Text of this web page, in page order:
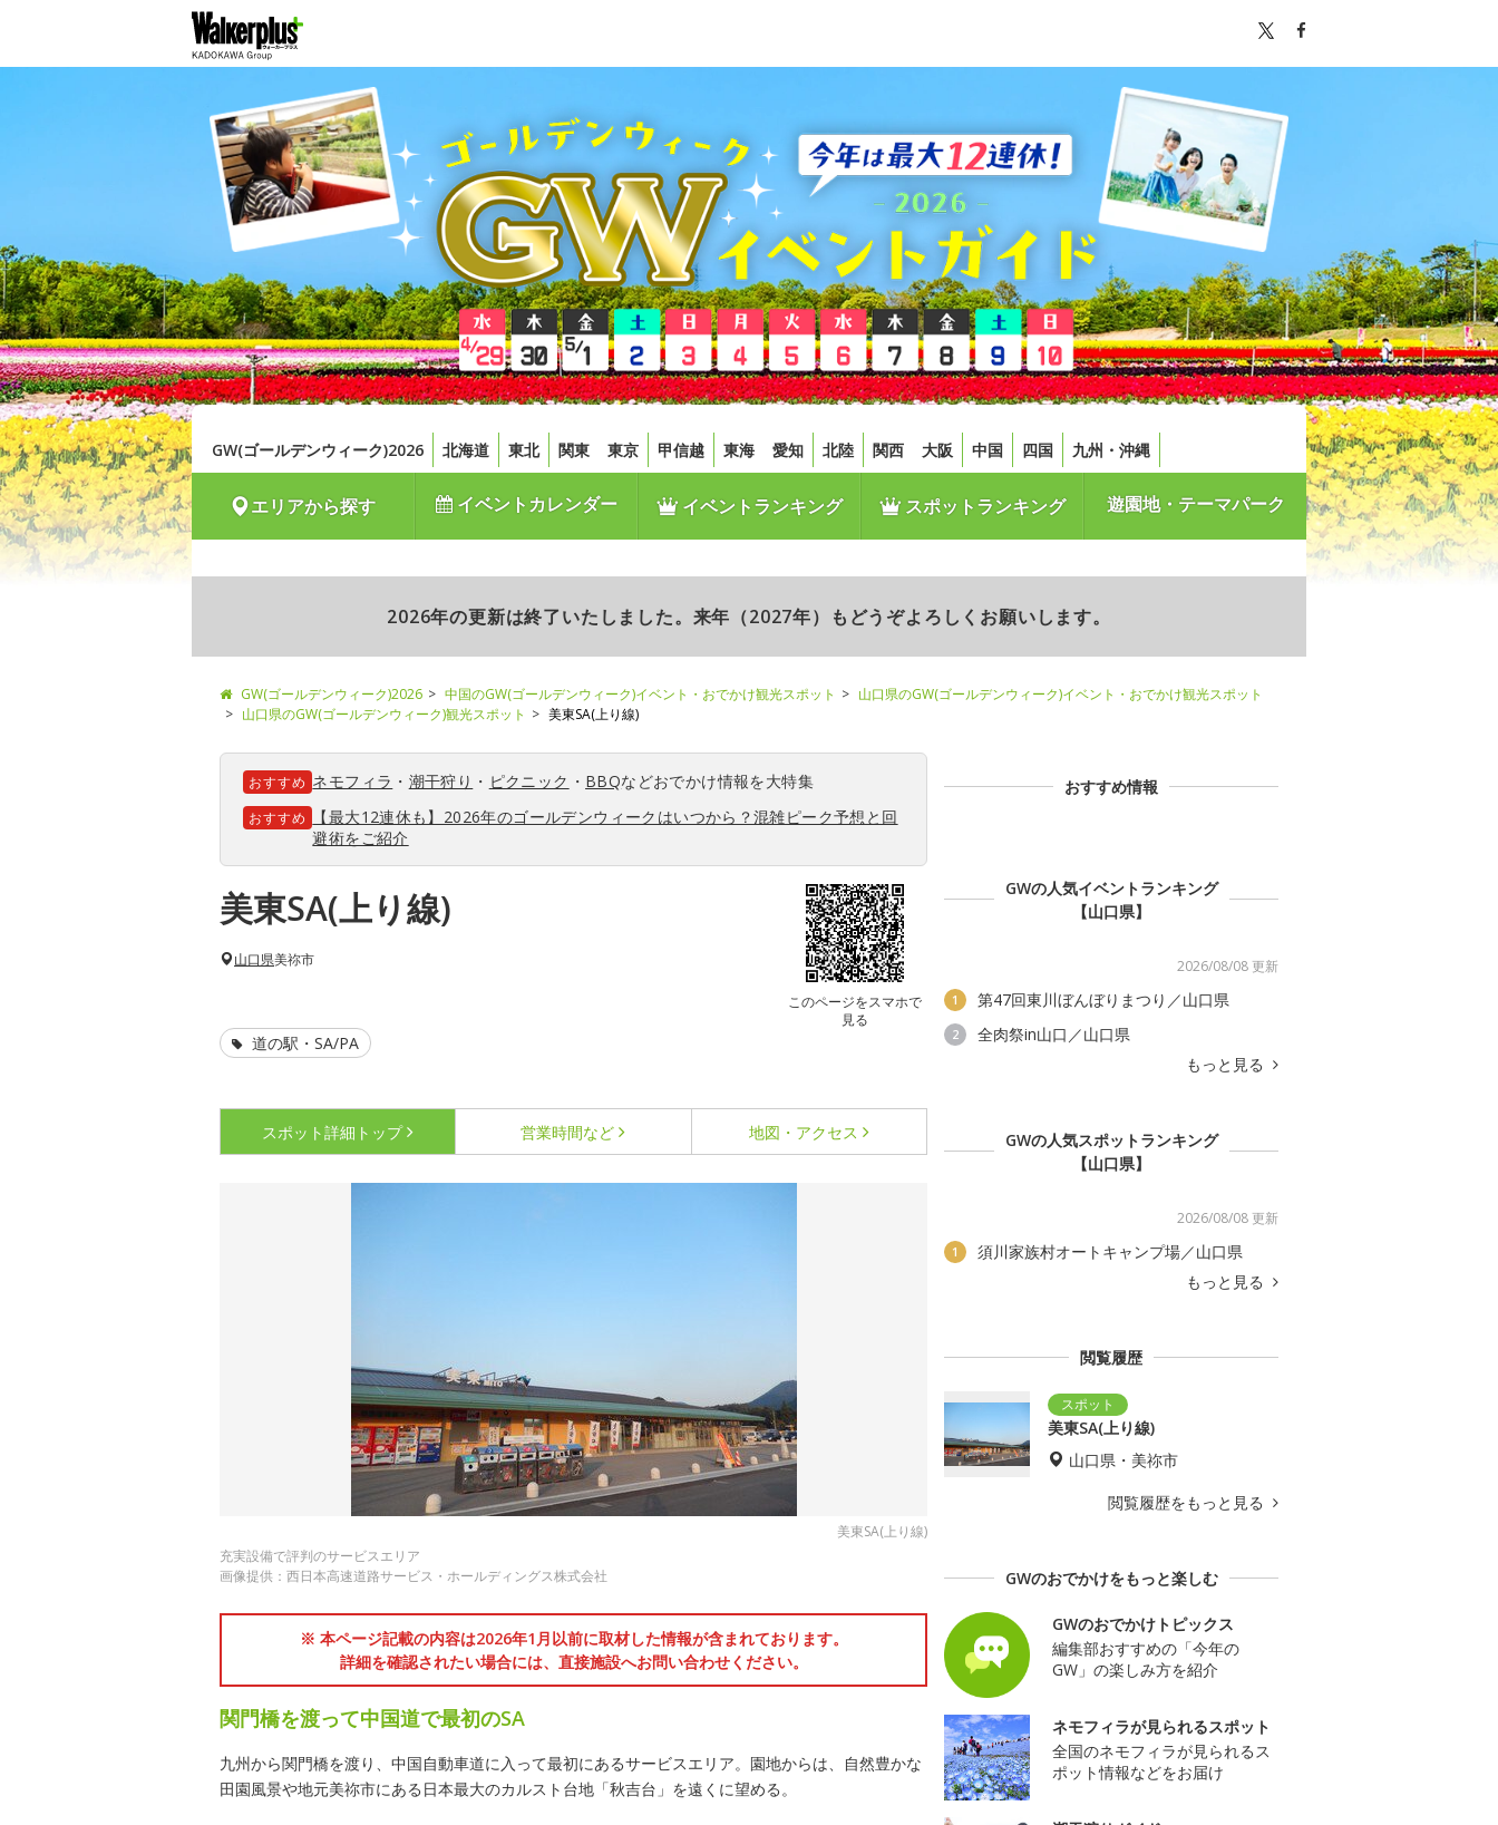
GW(ゴールデンウィーク)2026 北海道 東北 関東 東京 甲信越 東海 愛知 北陸 関西 大阪 中国 四国 九州・沖縄
エリアから探す イベントカレンダー イベントランキング スポットランキング 遊園地・テーマパーク
2026年の更新は終了いたしました。来年（2027年）もどうぞよろしくお願いします。
GW(ゴールデンウィーク)2026 中国のGW(ゴールデンウィーク)イベント・おでかけ観光スポット
山口県のGW(ゴールデンウィーク)イベント・おでかけ観光スポット
山口県のGW(ゴールデンウィーク)観光スポット
美東SA(上り線)
おすすめ ネモフィラ ・ 潮干狩り ・ ピクニック ・ BBQなどおでかけ情報を大特集
おすすめ
【最大12連休も】2026年のゴールデンウィークはいつから？混雑ピーク予想と回
避術をご紹介
美東SA(上り線)
このページをスマホで
見る
山口県美祢市
道の駅・SA/PA
スポット詳細 トップ 営業時間など 地図・アクセス
美東SA(上り線)
充実設備で評判のサービスエリア
画像提供：西日本高速道路サービス・ホールディングス株式会社
※ 本ページ記載の内容は2026年1月以前に取材した情報が含まれております。
詳細を確認されたい場合には、直接施設へお問い合わせください。
関門橋を渡って中国道で最初のSA
九州から関門橋を渡り、中国自動車道に入って最初にあるサービスエリア。園地からは、自然豊かな
田園風景や地元美祢市にある日本最大のカルスト台地「秋吉台」を遠くに望める。
おすすめ情報
GWの人気イベントランキング
【山口県】
2026/08/08 更新
1 第47回東川ぼんぼりまつり／山口県
2
全肉祭in山口／山口県
もっと見る
GWの人気スポットランキング
【山口県】
2026/08/08 更新
1
須川家族村オートキャンプ場／山口県
もっと見る
閲覧履歴
美東SA(上り線)
山口県・美祢市
閲覧履歴をもっと見る
GWのおでかけをもっと楽しむ
GWのおでかけトピックス
編集部おすすめの「今年の
GW」の楽しみ方を紹介
ネモフィラが見られるスポット
全国のネモフィラが見られるス
ポット情報などをお届け